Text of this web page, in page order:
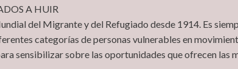
A HUIR
del Migrante y del Refugiado desde 1914. Es
categorías de personas vulnerables en
sensibilizar sobre las oportunidades que ofrecen las